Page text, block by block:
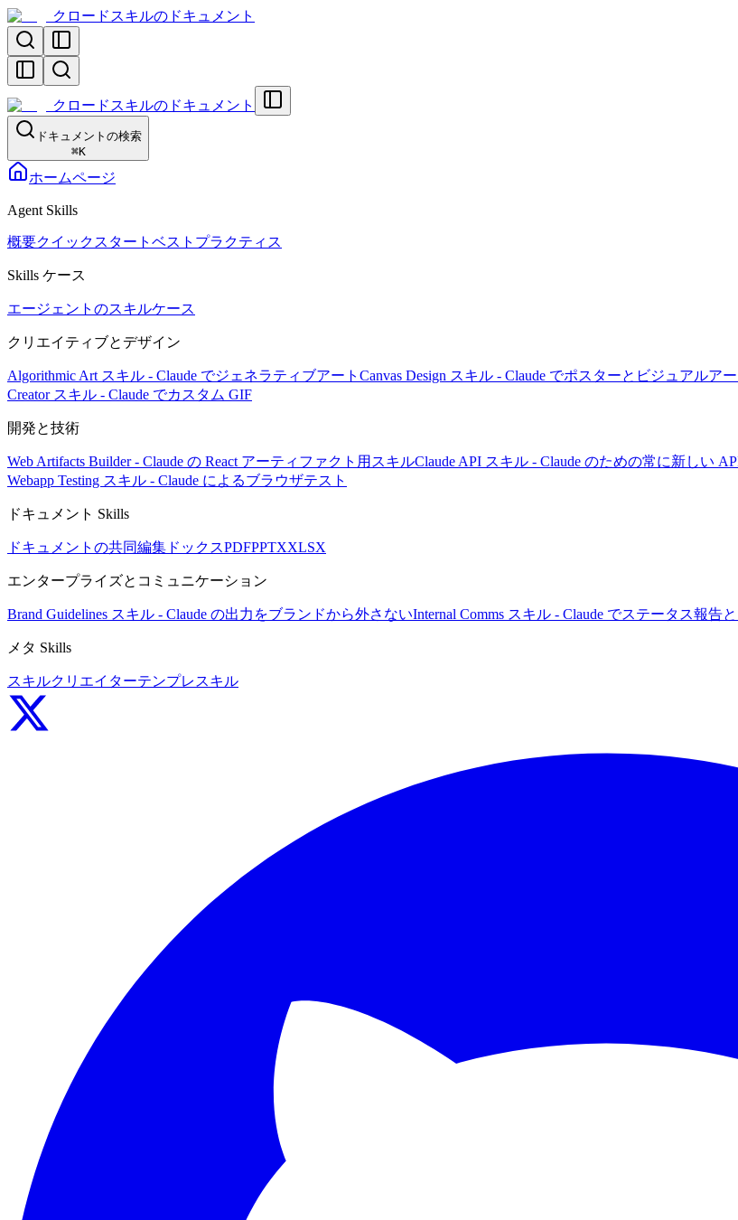
クロードスキルのドキュメント
クロードスキルのドキュメント
ドキュメントの検索
⌘K
ホームページ
Agent Skills
概要クイックスタート ベストプラクティス
Skills ケース
エージェントのスキルケース
クリエイティブとデザイン
Algorithmic Art スキル - Claude でジェネラティブアート Canvas Design スキル - Claude でポスターとビジュアルアー
Creator スキル - Claude でカスタム GIF
開発と技術
Web Artifacts Builder - Claude の React アーティファクト用スキルClaude API スキル - Claude のための常に新しい
Webapp Testing スキル - Claude によるブラウザテスト
ドキュメント Skills
ドキュメントの共同編集 ドックスPDFPPTXXLSX
エンタープライズとコミュニケーション
Brand Guidelines スキル - Claude の出力をブランドから外さないInternal Comms スキル - Claude でステータス報告
メタ Skills
スキルクリエイターテンプレスキル